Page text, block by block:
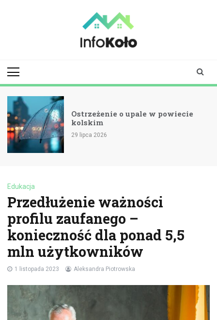
Ostrzeżenie o upale w powiecie
kolskim
29 lipca 2026
Edukacja
Przedłużenie ważności
profilu zaufanego –
konieczność dla ponad 5,5
mln użytkowników
1 listopada 2023 Aleksandra Piotrowska